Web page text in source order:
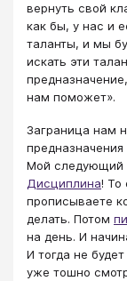
вернуть свой
как бы, у нас и
таланты, и мы
искать эти
нам поможет».
Заграница нам
Мой следующий
Дисциплина! То
прописываете
делать. Потом
на день. И
И тогда не
уже тошно